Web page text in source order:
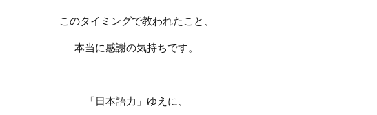
このタイミングで教われたこと、
本当に感謝の気持ちです。
「日本語力」ゆえに、